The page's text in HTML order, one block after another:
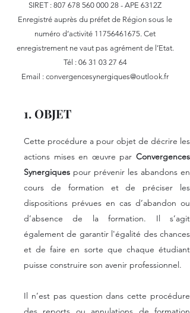
SIRET : 807 678 560 000 28 - APE 6312Z
Enregistré auprès du préfet de Région sous le
numéro d’activité 11756461675. Cet
enregistrement ne vaut pas agrément de l’Etat.
Tél : 06 31 03 27 64
Email : convergencesynergiques@outlook.fr
1. OBJET
Cette procédure a pour objet de décrire les
actions mises en œuvre par Convergences
Synergiques pour prévenir les abandons en
cours de formation et de préciser les
dispositions prévues en cas d’abandon ou
d’absence de la formation. Il s’agit
également de garantir l'égalité des chances
et de faire en sorte que chaque étudiant
puisse construire son avenir professionnel.
Il n’est pas question dans cette procédure